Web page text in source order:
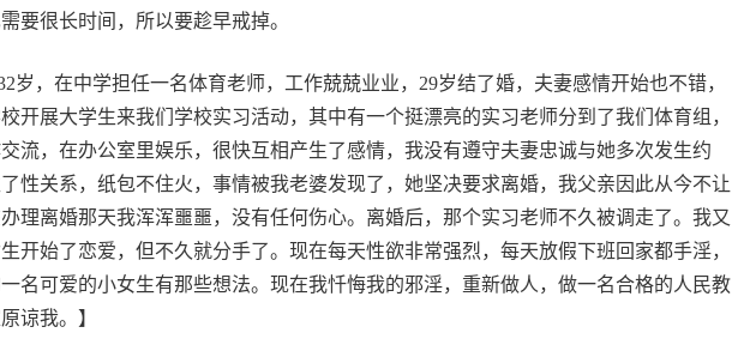
要很长时间，所以要趁早戒掉。
岁，在中学担任一名体育老师，工作兢兢业业，29岁结了婚，夫妻感情开始也不错，
开展大学生来我们学校实习活动，其中有一个挺漂亮的实习老师分到了我们体育组，
流，在办公室里娱乐，很快互相产生了感情，我没有遵守夫妻忠诚与她多次发生约
性关系，纸包不住火，事情被我老婆发现了，她坚决要求离婚，我父亲因此从今不让
理离婚那天我浑浑噩噩，没有任何伤心。离婚后，那个实习老师不久被调走了。我又
开始了恋爱，但不久就分手了。现在每天性欲非常强烈，每天放假下班回家都手淫，
名可爱的小女生有那些想法。现在我忏悔我的邪淫，重新做人，做一名合格的人民教
谅我。】